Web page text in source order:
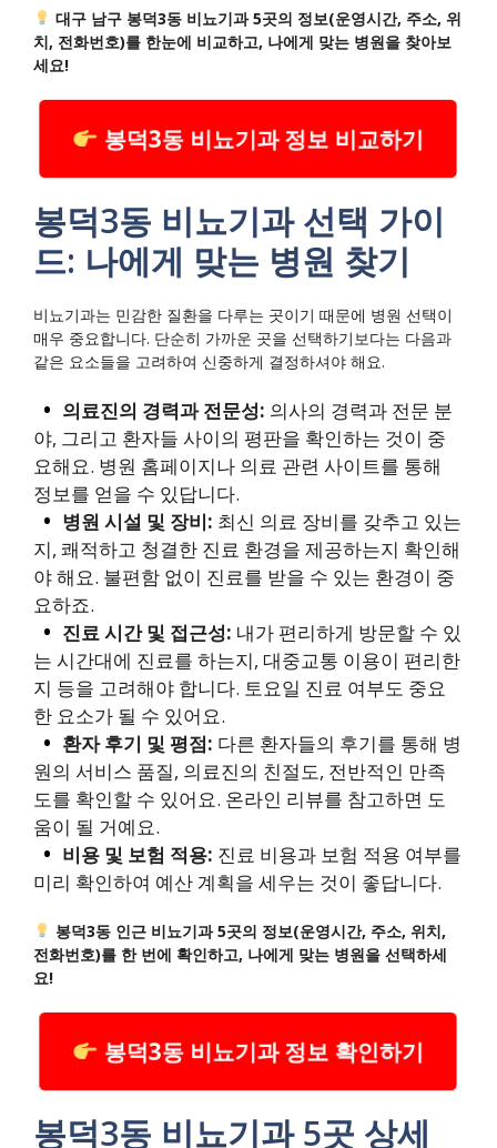
대구 남구 봉덕3동 비뇨기과 5곳의 정보(운영시간, 주소, 위
치, 전화번호)를 한눈에 비교하고, 나에게 맞는 병원을 찾아보
세요!
봉덕3동 비뇨기과 정보 비교하기
봉덕3동 비뇨기과 선택 가이
드: 나에게 맞는 병원 찾기
비뇨기과는 민감한 질환을 다루는 곳이기 때문에 병원 선택이
매우 중요합니다. 단순히 가까운 곳을 선택하기보다는 다음과
같은 요소들을 고려하여 신중하게 결정하셔야 해요.
의료진의 경력과 전문성: 의사의 경력과 전문 분
야, 그리고 환자들 사이의 평판을 확인하는 것이 중
요해요. 병원 홈페이지나 의료 관련 사이트를 통해
정보를 얻을 수 있답니다.
병원 시설 및 장비: 최신 의료 장비를 갖추고 있는
지, 쾌적하고 청결한 진료 환경을 제공하는지 확인해
야 해요. 불편함 없이 진료를 받을 수 있는 환경이 중
요하죠.
진료 시간 및 접근성: 내가 편리하게 방문할 수 있
는 시간대에 진료를 하는지, 대중교통 이용이 편리한
지 등을 고려해야 합니다. 토요일 진료 여부도 중요
한 요소가 될 수 있어요.
환자 후기 및 평점: 다른 환자들의 후기를 통해 병
원의 서비스 품질, 의료진의 친절도, 전반적인 만족
도를 확인할 수 있어요. 온라인 리뷰를 참고하면 도
움이 될 거예요.
비용 및 보험 적용: 진료 비용과 보험 적용 여부를
미리 확인하여 예산 계획을 세우는 것이 좋답니다.
봉덕3동 인근 비뇨기과 5곳의 정보(운영시간, 주소, 위치,
전화번호)를 한 번에 확인하고, 나에게 맞는 병원을 선택하세
요!
봉덕3동 비뇨기과 정보 확인하기
봉덕3동 비뇨기과 5곳 상세